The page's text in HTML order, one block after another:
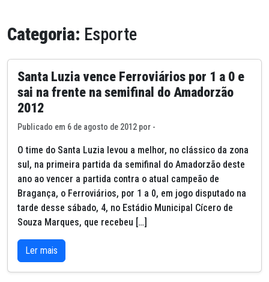
Categoria: Esporte
Santa Luzia vence Ferroviários por 1 a 0 e
sai na frente na semifinal do Amadorzão
2012
Publicado em 6 de agosto de 2012 por -
O time do Santa Luzia levou a melhor, no clássico da zona
sul, na primeira partida da semifinal do Amadorzão deste
ano ao vencer a partida contra o atual campeão de
Bragança, o Ferroviários, por 1 a 0, em jogo disputado na
tarde desse sábado, 4, no Estádio Municipal Cícero de
Souza Marques, que recebeu […]
Ler mais